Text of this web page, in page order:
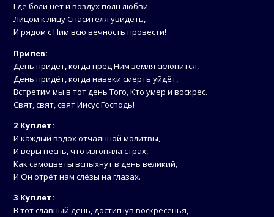
Где боли нет и воздух полн любви,
Лицом к лицу Спасителя увидеть,
И рядом с Ним всю вечность провести!
Припев:
День придёт, когда пред Ним земля склонится,
День придёт, когда навеки смерть уйдёт,
Встретим мы в тот день Того, Кто умер и воскрес.
Свят, свят, свят Иисус Господь!
2 Куплет:
И каждый вздох отчаянной молитвы,
И веры песнь, что изгоняла страх,
Как самоцветы вспыхнут в день великий,
И Он отрёт нам слёзы на глазах.
3 Куплет:
В тот славный день, достигнув воскресенья,